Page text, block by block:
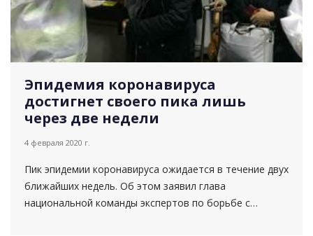
Эпидемия коронавируса
достигнет своего пика лишь
через две недели
4 февраля 2020 г.
Пик эпидемии коронавируса ожидается в течение двух
ближайших недель. Об этом заявил глава
национальной команды экспертов по борьбе с